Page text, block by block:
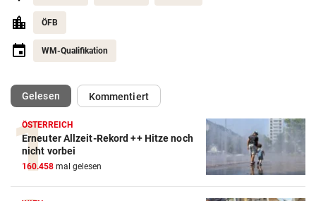
ÖFB
WM-Qualifikation
Gelesen(ausgewählt)Kommentiert
ÖSTERREICH
Erneuter Allzeit-Rekord ++ Hitze noch
nicht vorbei
160.458 mal gelesen